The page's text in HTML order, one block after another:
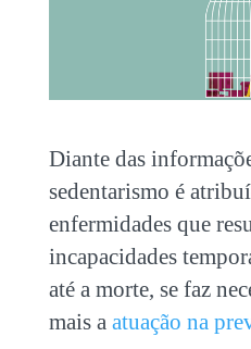
Diante das
sedentarismo é
enfermidades que
incapacidades
até a morte, se faz
mais a atuação na